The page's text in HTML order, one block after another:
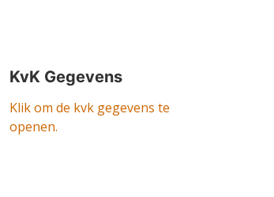
KvK Gegevens
Klik om de kvk gegevens te
openen.